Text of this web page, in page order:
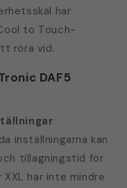
har
to Touch-
röra vid.
DAF5
inställningarna kan
tillagningstid för
har inte mindre